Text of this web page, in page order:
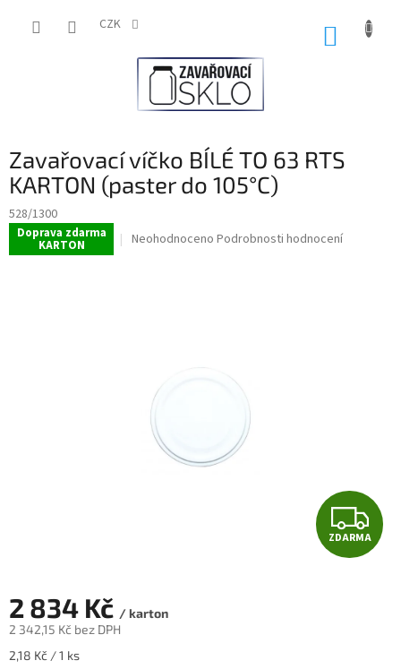
CZK
Zavařovací víčko BÍLÉ TO 63 RTS
KARTON (paster do 105°C)
528/1300
Doprava zdarma
KARTON
Průměrné
Neohodnoceno Podrobnosti hodnocení
Z
D
ZDARMA
2 834 Kč / karton
2 342,15 Kč bez DPH
Měrná
2,18 Kč / 1 ks